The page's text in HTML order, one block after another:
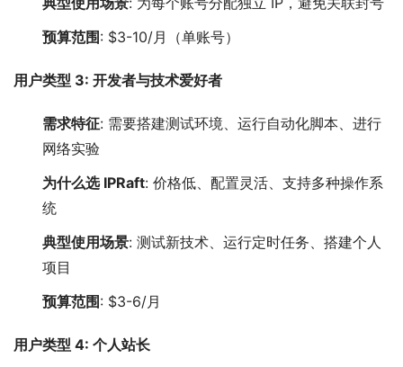
预算范围: $3-10/月（单账号）
用户类型 3: 开发者与技术爱好者
需求特征: 需要搭建测试环境、运行自动化脚本、进行
网络实验
为什么选 IPRaft: 价格低、配置灵活、支持多种操作系
统
典型使用场景: 测试新技术、运行定时任务、搭建个人
项目
预算范围: $3-6/月
用户类型 4: 个人站长